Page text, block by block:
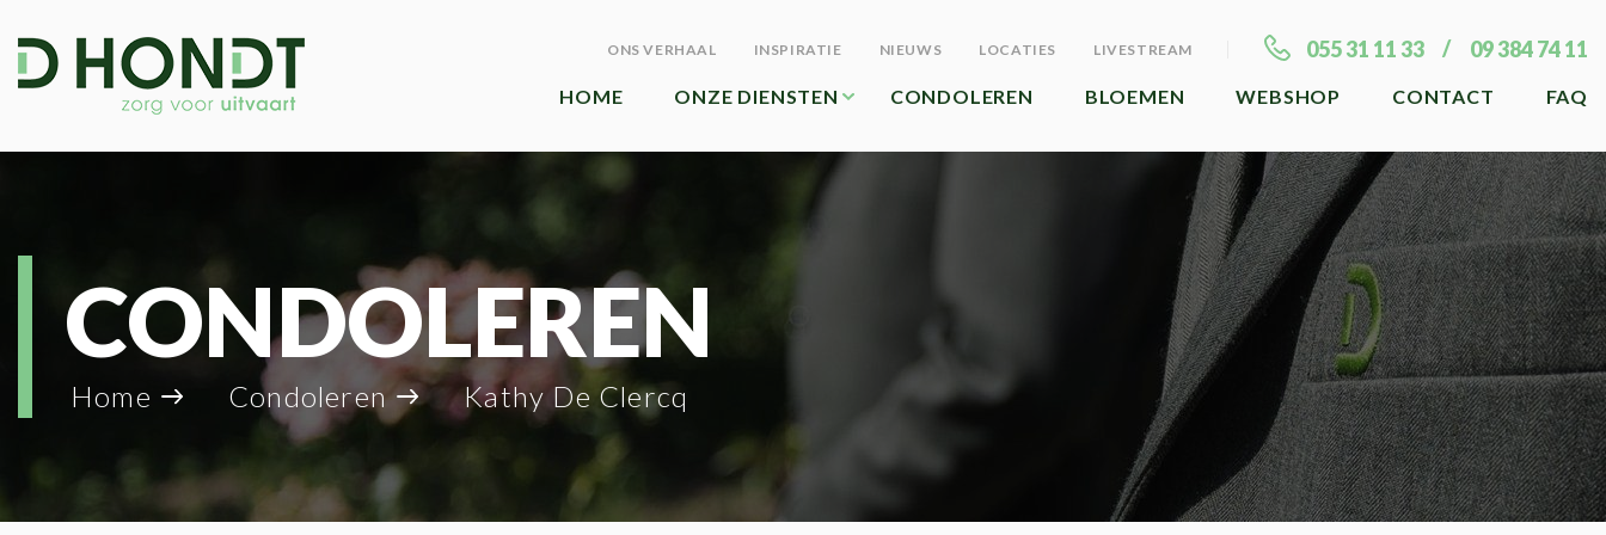
ONS VERHAAL INSPIRATIE NIEUWS LOCATIES LIVESTREAM 055 31 11 33 09 384 74 11
HOME ONZE DIENSTEN CONDOLEREN BLOEMEN WEBSHOP CONTACT FAQ
CONDOLEREN
Home Condoleren Kathy De Clercq